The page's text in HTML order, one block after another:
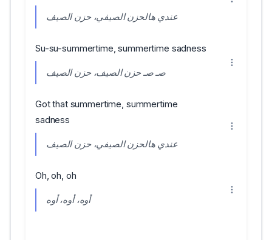
عندي هالحزن الصيفي، حزن الصيف
Su-su-summertime, summertime sadness
صـ صـ حزن الصيف، حزن الصيف
Got that summertime, summertime
sadness
عندي هالحزن الصيفي، حزن الصيف
Oh, oh, oh
أوه، أوه، أوه